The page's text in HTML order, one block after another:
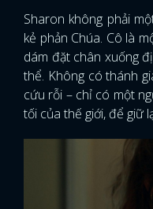
Sharon không phải
kẻ phản Chúa. Cô là
dám đặt chân xuống
thể. Không có thánh
cứu rỗi – chỉ có một
tối của thế giới, để giữ